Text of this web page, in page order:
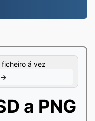
á vez
→
a PNG